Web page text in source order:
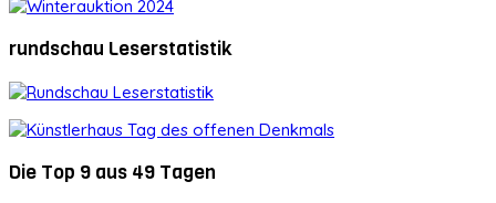
rundschau Leserstatistik
Die Top 9 aus 49 Tagen